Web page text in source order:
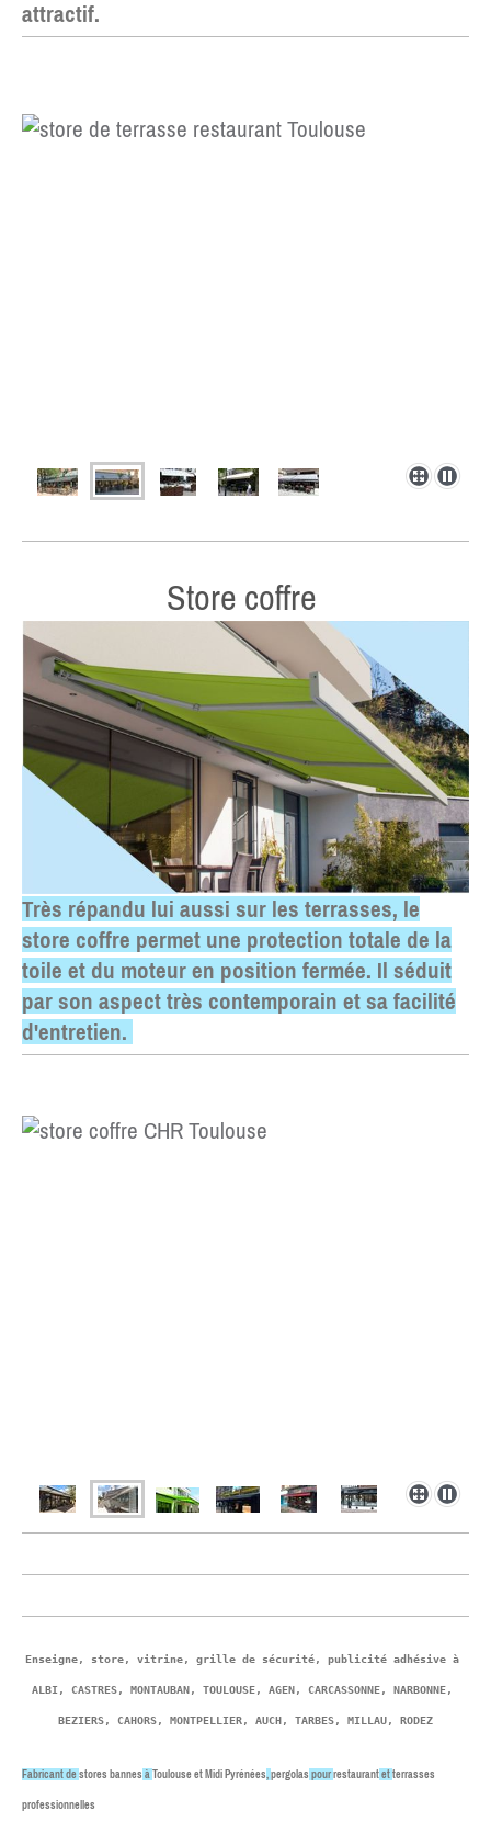
attractif.
Store coffre
Très répandu lui aussi sur les terrasses, le
store coffre permet une protection totale de la
toile et du moteur en position fermée. Il séduit
par son aspect très contemporain et sa facilité
d'entretien.
Enseigne, store, vitrine, grille de sécurité, publicité adhésive à
ALBI, CASTRES, MONTAUBAN, TOULOUSE, AGEN, CARCASSONNE, NARBONNE,
BEZIERS, CAHORS, MONTPELLIER, AUCH, TARBES, MILLAU, RODEZ
Fabricant destores bannes à Toulouse et Midi Pyrénées pergolas pourrestaurantetterrasses
professionnelles